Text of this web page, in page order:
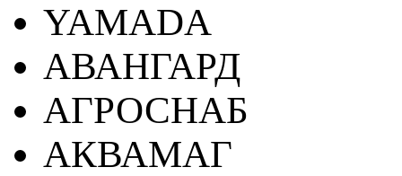
YAMADA
АВАНГАРД
АГРОСНАБ
АКВАМАГ